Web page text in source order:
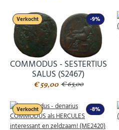
-9%
Verkocht
COMMODUS - SESTERTIUS
SALUS (S2467)
€ 59,00 € 65,00
-8%
Verkocht